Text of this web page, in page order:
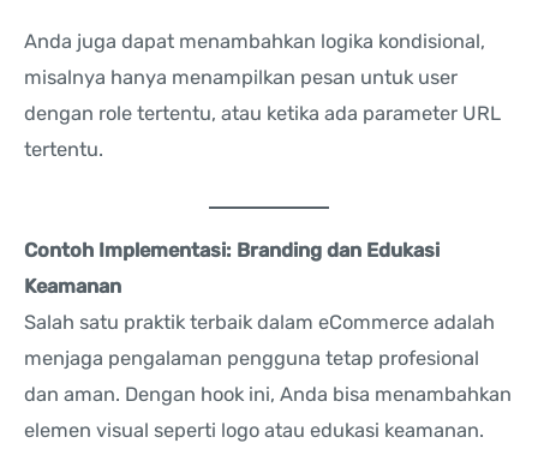
Anda juga dapat menambahkan logika kondisional,
misalnya hanya menampilkan pesan untuk user
dengan role tertentu, atau ketika ada parameter URL
tertentu.
Contoh Implementasi: Branding dan Edukasi
Keamanan
Salah satu praktik terbaik dalam eCommerce adalah
menjaga pengalaman pengguna tetap profesional
dan aman. Dengan hook ini, Anda bisa menambahkan
elemen visual seperti logo atau edukasi keamanan.